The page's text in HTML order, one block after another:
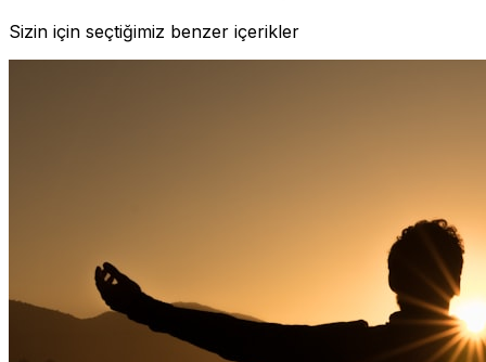
Sizin için seçtiğimiz benzer içerikler